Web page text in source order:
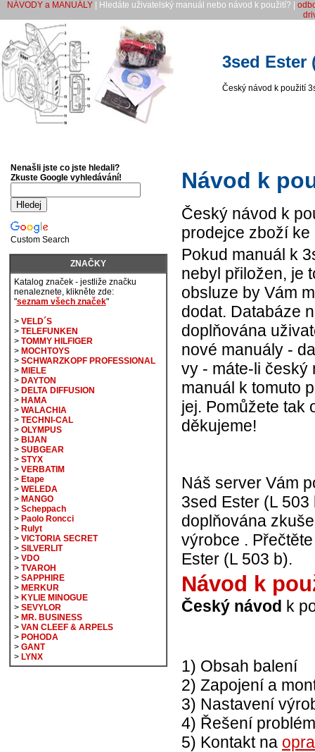
NÁVODY a MANUÁLY | Hledáte uživatelský manuál nebo návod k použití? |
3sed Ester
Český návod k použití
Návod k
Český návod k
prodejce zboží
Pokud manuál k
nebyl přiložen, je
obsluze by Vám
dodat. Databáze
doplňována
nové manuály -
vy - máte-li český
manuál k tomuto
jej. Pomůžete tak
děkujeme!
Náš server Vám
3sed Ester (L
doplňována
výrobce .
Ester (L 503 b).
Návod k
Český návod k
1) Obsah balení
2) Zapojení a
3) Nastavení
4) Řešení
5) Kontakt na
Nenašli jste co jste hledali?
Zkuste Google vyhledávání!
Custom Search
ZNAČKY
Katalog značek - jestliže značku
nenaleznete, klikněte zde:
"seznam všech značek"
> VELD´S
> TELEFUNKEN
> TOMMY HILFIGER
> MOCHTOYS
> SCHWARZKOPF PROFESSIONAL
> MIELE
> DAYTON
> DELTA DIFFUSION
> HAMA
> WALACHIA
> TECHNI-CAL
> OLYMPUS
> BIJAN
> SUBGEAR
> STYX
> VERBATIM
> Etape
> WELEDA
> MANGO
> Scheppach
> Paolo Roncci
> Rulyt
> VICTORIA SECRET
> SILVERLIT
> VDO
> TVAROH
> SAPPHIRE
> MERKUR
> KYLIE MINOGUE
> SEVYLOR
> MR. BUSINESS
> VAN CLEEF & ARPELS
> POHODA
> GANT
> LYNX